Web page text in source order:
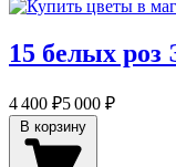
15 белых роз
4 400 ₽5 000 ₽